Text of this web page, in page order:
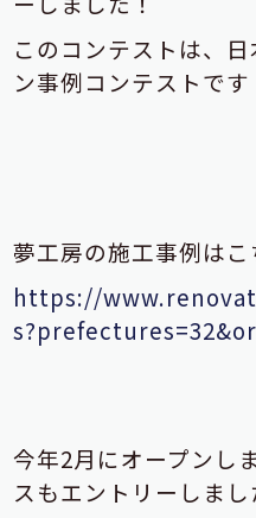
このコンテストは、
ン事例コンテストです
夢工房の施工事例は
https://
今年2月にオープンし
スもエントリーしま